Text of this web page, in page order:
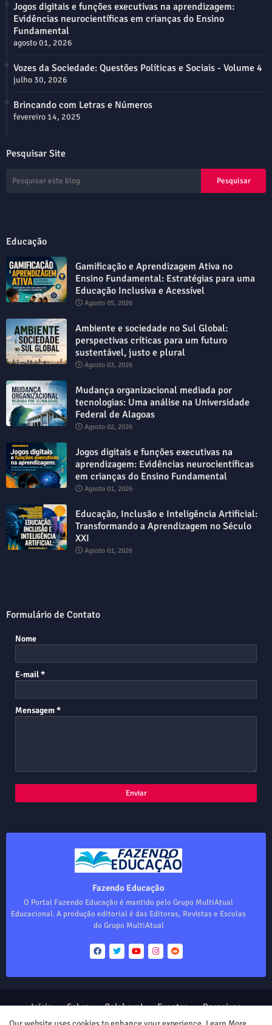
Jogos digitais e funções executivas na aprendizagem:
Evidências neurocientíficas em crianças do Ensino
Fundamental
agosto 01, 2026
Vozes da Sociedade: Questões Políticas e Sociais - Volume 4
julho 30, 2026
Brincando com Letras e Números
fevereiro 14, 2025
Pesquisar Site
Educação
Gamificação e Aprendizagem Ativa no
Ensino Fundamental: Estratégias para uma
Educação Inclusiva e Acessível
Agosto 05, 2026
Ambiente e sociedade no Sul Global:
perspectivas críticas para um futuro
sustentável, justo e plural
Agosto 03, 2026
Mudança organizacional mediada por
tecnologias: Uma análise na Universidade
Federal de Alagoas
Agosto 02, 2026
Jogos digitais e funções executivas na
aprendizagem: Evidências neurocientíficas
em crianças do Ensino Fundamental
Agosto 01, 2026
Educação, Inclusão e Inteligência Artificial:
Transformando a Aprendizagem no Século
XXI
Agosto 01, 2026
Formulário de Contato
Nome
E-mail*
Mensagem*
Fazendo Educação
O Portal Fazendo Educação é mantido pelo Grupo MultiAtual
Educacional. A produção editorial é das Editoras, Revistas e Escolas
do Grupo MultiAtual
Início Sobre Colabore! Eventos
Parceiros
Produtos